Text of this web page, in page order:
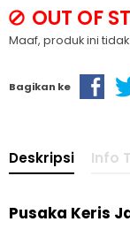
OUT OF
Maaf, produk ini
Bagikan ke
Deskripsi Info
Pusaka Keris